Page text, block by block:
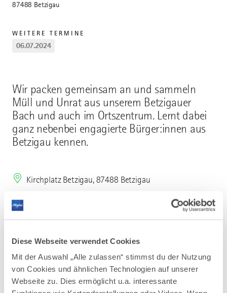
Diese Webseite verwendet Cookies
Mit der Auswahl „Alle zulassen“ stimmst du der Nutzung
von Cookies und ähnlichen Technologien auf unserer
Webseite zu. Dies ermöglicht u.a. interessante
Wir packen gemeinsam an und sammeln
Müll und Unrat aus unserem Betzigauer
Bach und auch im Ortszentrum. Lernt dabei
ganz nebenbei engagierte Bürger:innen aus
Betzigau kennen.
Kirchplatz Betzigau, 87488 Betzigau
Mehr erfahren
Die Ehrenamtsbeauftragten Michael Eß und
Alfons Hummel der Gemeinde Betzigau laden
alle Bürgerinnen und Bürger zu einer
87488 Betzigau
WEITERE TERMINE
06.07.2024